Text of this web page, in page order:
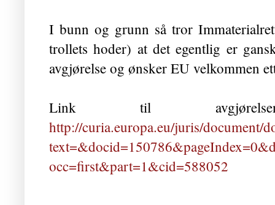
I bunn og grunn så tror
trollets hoder) at det egentlig er
avgjørelse og ønsker EU velkommen
Link til
http://curia.europa.eu/juris/document/
occ=first&part=1&cid=588052